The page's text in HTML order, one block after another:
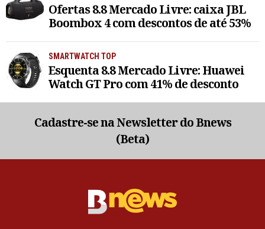
Ofertas 8.8 Mercado Livre: caixa JBL
Boombox 4 com descontos de até 53%
SMARTWATCH TOP
Esquenta 8.8 Mercado Livre: Huawei
Watch GT Pro com 41% de desconto
Cadastre-se na Newsletter do Bnews
(Beta)